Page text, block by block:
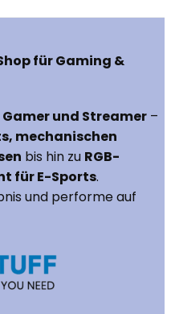
für Gaming &
und Streamer –
mechanischen
bis hin zu RGB-
für E-Sports.
und performe auf